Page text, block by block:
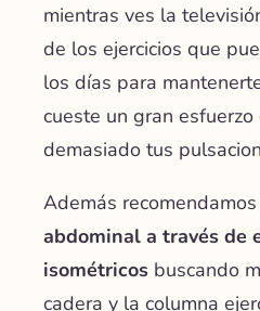
mientras ves la
de los ejercicios que
los días para
cueste un gran
demasiado tus
Además recomendamos
abdominal a través de
isométricos buscando
cadera y la columna